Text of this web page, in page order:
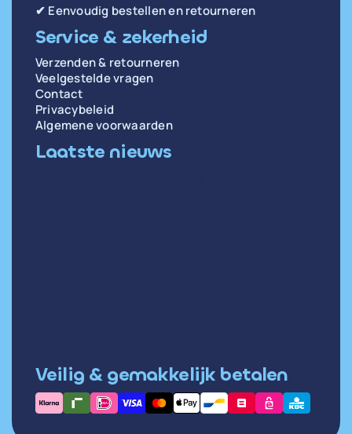
✔ Eenvoudig bestellen en retourneren
Service & zekerheid
Verzenden & retourneren
Veelgestelde vragen
Contact
Privacybeleid
Algemene voorwaarden
Laatste nieuws
Veilig & gemakkelijk betalen